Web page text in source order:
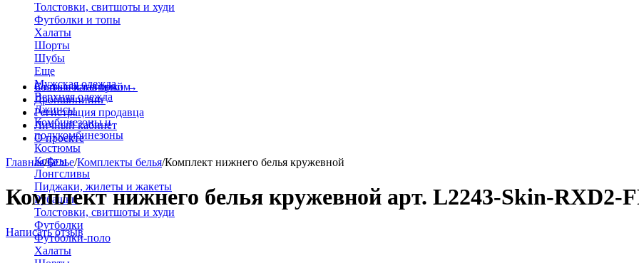
Толстовки, свитшоты и худи
Футболки и топы
Халаты
Шорты
Шубы
Еще
Мужская одежда
Верхняя одежда
Джинсы
Комбинезоны и
полукомбинезоны
Костюмы
Кофты
Лонгсливы
Пиджаки, жилеты и жакеты
Рубашки
Толстовки, свитшоты и худи
Футболки
Футболки-поло
Халаты
Больше категорий→
Стать поставщиком
Дропшиппинг
Регистрация продавца
Личный кабинет
О проекте
Главная/Белье/Комплекты белья/Комплект нижнего белья кружевной
Комплект нижнего белья кружевной арт. L2243-Skin-RXD2-
Написать отзыв